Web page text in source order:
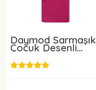
Daymod Sarmaşık
Çocuk Desenli
Külotlu Çorap
124,20 TL